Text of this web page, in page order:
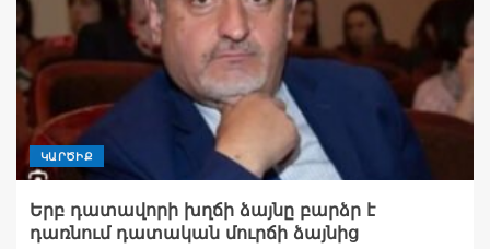
ԿԱՐԾԻՔ
Երբ դատավորի խղճի ձայնը բարձր է
դառնում դատական մուրճի ձայնից